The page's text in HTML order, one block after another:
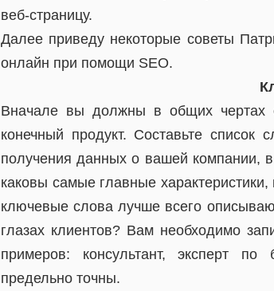
веб-страницу.
Далее приведу некоторые советы
онлайн при помощи SEO.
Вначале вы должны в общих чертах
конечный продукт. Составьте
получения данных о вашей компании,
каковы самые главные
ключевые слова лучше всего
глазах клиентов? Вам необходимо
примеров: консультант, эксперт
предельно точны.